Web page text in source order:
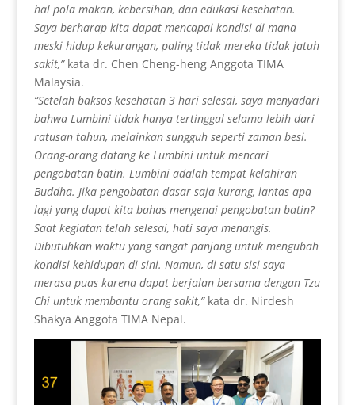
hal pola makan, kebersihan, dan edukasi kesehatan.
Saya berharap kita dapat mencapai kondisi di mana
meski hidup kekurangan, paling tidak mereka tidak jatuh
sakit,” kata dr. Chen Cheng-heng Anggota TIMA
Malaysia.
“Setelah baksos kesehatan 3 hari selesai, saya menyadari
bahwa Lumbini tidak hanya tertinggal selama lebih dari
ratusan tahun, melainkan sungguh seperti zaman besi.
Orang-orang datang ke Lumbini untuk mencari
pengobatan batin. Lumbini adalah tempat kelahiran
Buddha. Jika pengobatan dasar saja kurang, lantas apa
lagi yang dapat kita bahas mengenai pengobatan batin?
Saat kegiatan telah selesai, hati saya menangis.
Dibutuhkan waktu yang sangat panjang untuk mengubah
kondisi kehidupan di sini. Namun, di satu sisi saya
merasa puas karena dapat berjalan bersama dengan Tzu
Chi untuk membantu orang sakit,”kata dr. Nirdesh
Shakya Anggota TIMA Nepal.